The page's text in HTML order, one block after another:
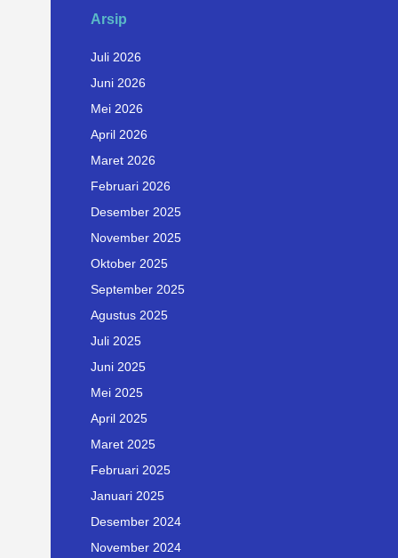
Arsip
Juli 2026
Juni 2026
Mei 2026
April 2026
Maret 2026
Februari 2026
Desember 2025
November 2025
Oktober 2025
September 2025
Agustus 2025
Juli 2025
Juni 2025
Mei 2025
April 2025
Maret 2025
Februari 2025
Januari 2025
Desember 2024
November 2024